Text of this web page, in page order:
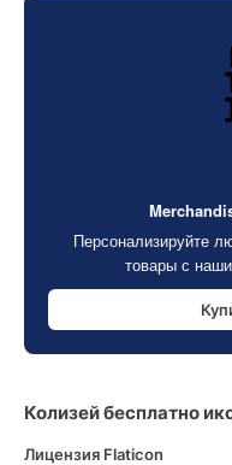
Персонализируйте
товары с
Колизей бесплатно
Лицензия Flaticon